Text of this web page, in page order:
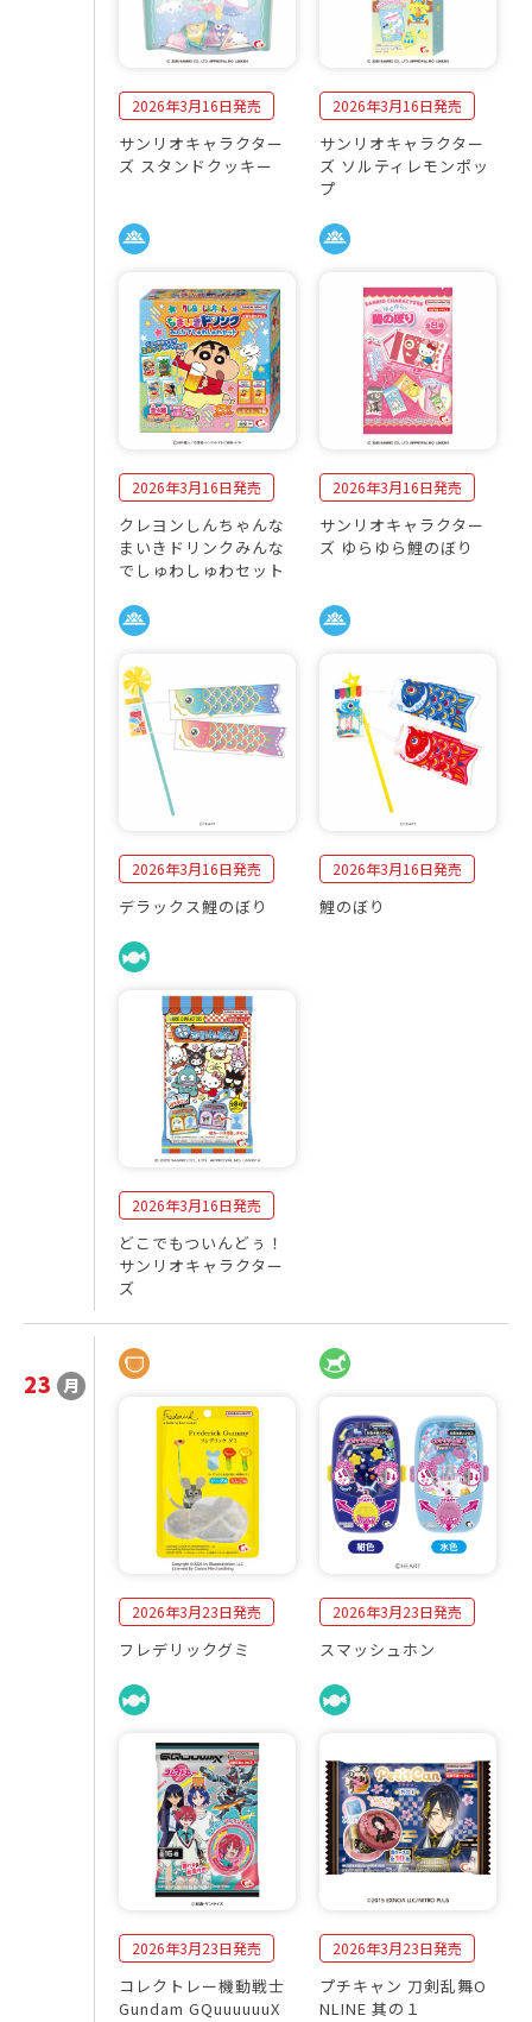
2026年3月16日発売
サンリオキャラクター
ズ スタンドクッキー
2026年3月16日発売
サンリオキャラクター
ズ ソルティレモンポッ
プ
2026年3月16日発売
クレヨンしんちゃんな
まいきドリンクみんな
でしゅわしゅわセット
2026年3月16日発売
サンリオキャラクター
ズ ゆらゆら鯉のぼり
2026年3月16日発売
デラックス鯉のぼり
2026年3月16日発売
鯉のぼり
2026年3月16日発売
どこでもついんどぅ！
サンリオキャラクター
ズ
2
23 月
発
2026年3月23日発売
フレデリックグミ
2026年3月23日発売
スマッシュホン
2026年3月23日発売
コレクトレー機動戦士
Gundam GQuuuuuuX
2026年3月23日発売
プチキャン 刀剣乱舞O
NLINE 其の１